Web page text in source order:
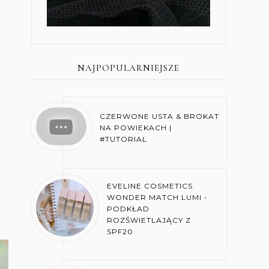
NAJPOPULARNIEJSZE
CZERWONE USTA & BROKAT
NA POWIEKACH |
#TUTORIAL
EVELINE COSMETICS
WONDER MATCH LUMI -
PODKŁAD
ROZŚWIETLAJĄCY Z
SPF20